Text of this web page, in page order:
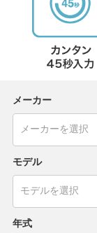
メーカー
モデル
年式